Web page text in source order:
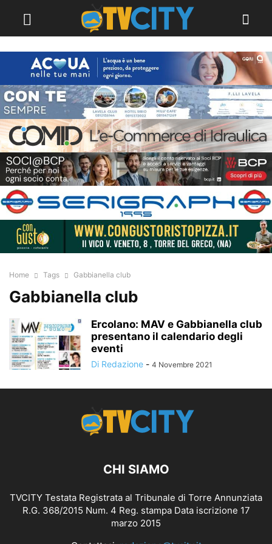
Home Tags Gabbianella club
Gabbianella club
Ercolano: MAV e Gabbianella club
presentano il calendario degli
eventi
Di Redazione - 4 Novembre 2021
CHI SIAMO
TVCITY Testata Registrata al Tribunale di Torre Annunziata
R.G. 368/2015 Num. 4 Reg. stampa Data iscrizione 17
marzo 2015